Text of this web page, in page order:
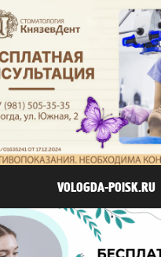
VOLOGDA-POISK.RU